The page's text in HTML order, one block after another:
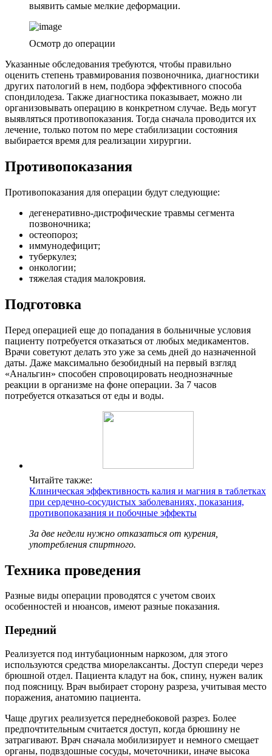
выявить самые мелкие деформации.
Осмотр до операции
Указанные обследования требуются, чтобы правильно
оценить степень травмирования позвоночника, диагностики
других патологий в нем, подбора эффективного способа
спондилодеза. Также диагностика показывает, можно ли
организовывать операцию в конкретном случае. Ведь могут
выявляться противопоказания. Тогда сначала проводится их
лечение, только потом по мере стабилизации состояния
выбирается время для реализации хирургии.
Противопоказания
Противопоказания для операции будут следующие:
дегенеративно-дистрофические травмы сегмента
позвоночника;
остеопороз;
иммунодефицит;
туберкулез;
онкологии;
тяжелая стадия малокровия.
Подготовка
Перед операцией еще до попадания в больничные условия
пациенту потребуется отказаться от любых медикаментов.
Врачи советуют делать это уже за семь дней до назначенной
даты. Даже максимально безобидный на первый взгляд
«Анальгин» способен спровоцировать неоднозначные
реакции в организме на фоне операции. За 7 часов
потребуется отказаться от еды и воды.
Читайте также:
Клиническая эффективность калия и магния в таблетках
при сердечно-сосудистых заболеваниях, показания,
противопоказания и побочные эффекты
За две недели нужно отказаться от курения,
употребления спиртного.
Техника проведения
Разные виды операции проводятся с учетом своих
особенностей и нюансов, имеют разные показания.
Передний
Реализуется под интубационным наркозом, для этого
используются средства миорелаксанты. Доступ спереди через
брюшной отдел. Пациента кладут на бок, спину, нужен валик
под поясницу. Врач выбирает сторону разреза, учитывая место
поражения, анатомию пациента.
Чаще других реализуется переднебоковой разрез. Более
предпочтительным считается доступ, когда брюшину не
затрагивают. Врач сначала мобилизирует и немного смещает
органы, подвздошные сосуды, мочеточники, иначе высока